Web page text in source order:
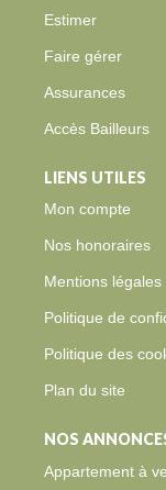
Estimer
Faire gérer
Assurances
Accès Bailleurs
LIENS UTILES
Mon compte
Nos honoraires
Mentions légales
Politique de
Politique des
Plan du site
NOS
Appartement à